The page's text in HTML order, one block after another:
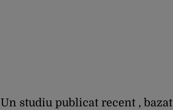
Un studiu publicat recent ,